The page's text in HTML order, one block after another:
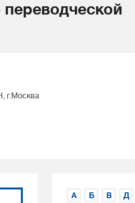
г.Москва
А Б В Д